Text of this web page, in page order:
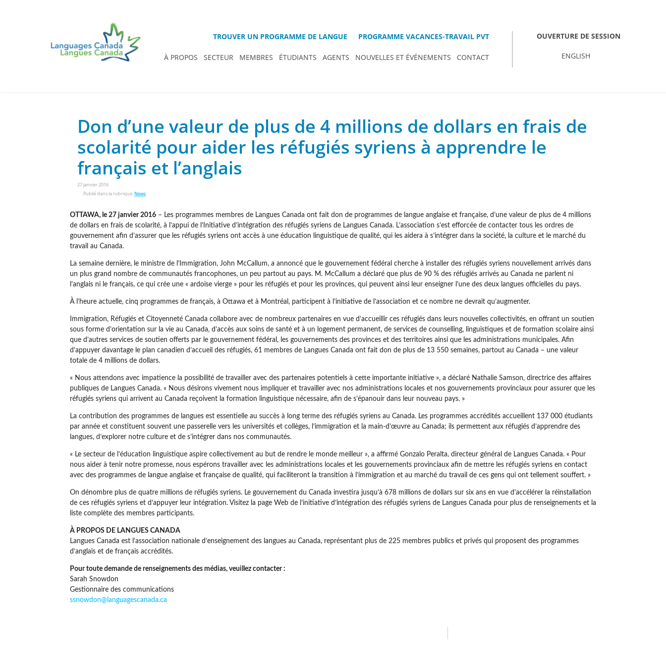
TROUVER UN PROGRAMME DE LANGUE PROGRAMME VACANCES-TRAVAIL PVT
À PROPOS SECTEUR MEMBRES ÉTUDIANTS AGENTS NOUVELLES ET ÉVÉNEMENTS CONTACT
OUVERTURE DE SESSION
ENGLISH
Don d’une valeur de plus de 4 millions de dollars en frais de
scolarité pour aider les réfugiés syriens à apprendre le
français et l’anglais
27 janvier 2016
Publié dans la rubrique:News
OTTAWA, le 27 janvier 2016 – Les programmes membres de Langues Canada ont fait don de programmes de langue anglaise et française, d’une valeur de plus de 4 millions
de dollars en frais de scolarité, à l’appui de l’Initiative d’intégration des réfugiés syriens de Langues Canada. L’association s’est efforcée de contacter tous les ordres de
gouvernement afin d’assurer que les réfugiés syriens ont accès à une éducation linguistique de qualité, qui les aidera à s’intégrer dans la société, la culture et le marché du
travail au Canada.
La semaine dernière, le ministre de l’Immigration, John McCallum, a annoncé que le gouvernement fédéral cherche à installer des réfugiés syriens nouvellement arrivés dans
un plus grand nombre de communautés francophones, un peu partout au pays. M. McCallum a déclaré que plus de 90 % des réfugiés arrivés au Canada ne parlent ni
l’anglais ni le français, ce qui crée une « ardoise vierge » pour les réfugiés et pour les provinces, qui peuvent ainsi leur enseigner l’une des deux langues officielles du pays.
À l’heure actuelle, cinq programmes de français, à Ottawa et à Montréal, participent à l’initiative de l’association et ce nombre ne devrait qu’augmenter.
Immigration, Réfugiés et Citoyenneté Canada collabore avec de nombreux partenaires en vue d’accueillir ces réfugiés dans leurs nouvelles collectivités, en offrant un soutien
sous forme d’orientation sur la vie au Canada, d’accès aux soins de santé et à un logement permanent, de services de counselling, linguistiques et de formation scolaire ainsi
que d’autres services de soutien offerts par le gouvernement fédéral, les gouvernements des provinces et des territoires ainsi que les administrations municipales. Afin
d’appuyer davantage le plan canadien d’accueil des réfugiés, 61 membres de Langues Canada ont fait don de plus de 13 550 semaines, partout au Canada – une valeur
totale de 4 millions de dollars.
« Nous attendons avec impatience la possibilité de travailler avec des partenaires potentiels à cette importante initiative », a déclaré Nathalie Samson, directrice des affaires
publiques de Langues Canada. « Nous désirons vivement nous impliquer et travailler avec nos administrations locales et nos gouvernements provinciaux pour assurer que les
réfugiés syriens qui arrivent au Canada reçoivent la formation linguistique nécessaire, afin de s’épanouir dans leur nouveau pays. »
La contribution des programmes de langues est essentielle au succès à long terme des réfugiés syriens au Canada. Les programmes accrédités accueillent 137 000 étudiants
par année et constituent souvent une passerelle vers les universités et collèges, l’immigration et la main-d’œuvre au Canada; ils permettent aux réfugiés d’apprendre des
langues, d’explorer notre culture et de s’intégrer dans nos communautés.
« Le secteur de l’éducation linguistique aspire collectivement au but de rendre le monde meilleur », a affirmé Gonzalo Peralta, directeur général de Langues Canada. « Pour
nous aider à tenir notre promesse, nous espérons travailler avec les administrations locales et les gouvernements provinciaux afin de mettre les réfugiés syriens en contact
avec des programmes de langue anglaise et française de qualité, qui faciliteront la transition à l’immigration et au marché du travail de ces gens qui ont tellement souffert. »
On dénombre plus de quatre millions de réfugiés syriens. Le gouvernement du Canada investira jusqu’à 678 millions de dollars sur six ans en vue d’accélérer la réinstallation
de ces réfugiés syriens et d’appuyer leur intégration. Visitez la page Web de l’initiative d’intégration des réfugiés syriens de Langues Canada pour plus de renseignements et la
liste complète des membres participants.
À PROPOS DE LANGUES CANADA
Langues Canada est l’association nationale d’enseignement des langues au Canada, représentant plus de 225 membres publics et privés qui proposent des programmes
d’anglais et de français accrédités.
Pour toute demande de renseignements des médias, veuillez contacter :
Sarah Snowdon
Gestionnaire des communications
ssnowdon@languagescanada.ca